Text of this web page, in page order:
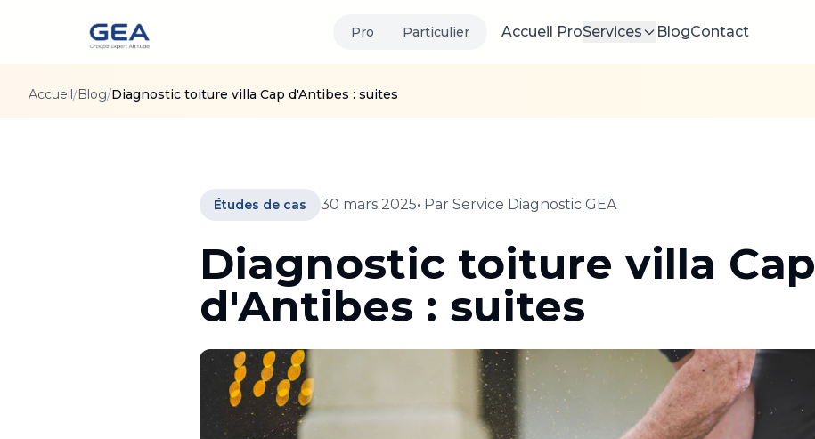
Pro Particulier Accueil ProServices BlogContact
Accueil/Blog/Diagnostic toiture villa Cap d'Antibes : suites
Études de cas 30 mars 2025• Par Service Diagnostic GEA
Diagnostic toiture villa Cap
d'Antibes : suites